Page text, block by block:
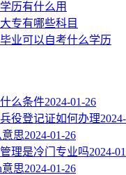
历有什么用
专有哪些科目
业可以自考什么学历
么条件2024-01-26
役登记证如何办理
意思2024-01-26
理是冷门专业吗2024-
意思2024-01-26